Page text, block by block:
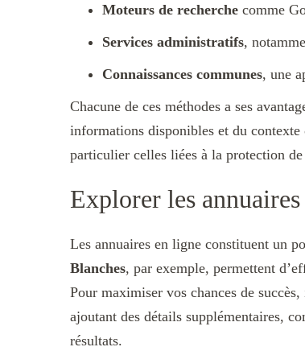
Moteurs de recherche comme
Services administratifs,
Connaissances communes, une
Chacune de ces méthodes a ses
informations disponibles et du
particulier celles liées à la protection
Explorer les
Les annuaires en ligne constituent un
Blanches, par exemple, permettent
Pour maximiser vos chances de
ajoutant des détails supplémentaires,
résultats.